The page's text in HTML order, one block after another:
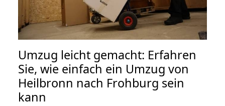
Umzug leicht gemacht: Erfahren
Sie, wie einfach ein Umzug von
Heilbronn nach Frohburg sein
kann